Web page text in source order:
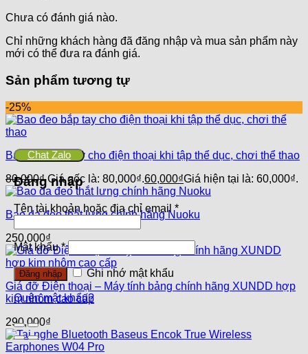
Chưa có đánh giá nào.
Chỉ những khách hàng đã đăng nhập và mua sản phẩm này
mới có thể đưa ra đánh giá.
Sản phẩm tương tự
-25%
Bao đeo bắp tay cho điện thoại khi tập thể dục, chơi thể thao
80,000₫ Giá gốc là: 80,000₫.60,000₫Giá hiện tại là: 60,000₫.
Bao da đeo thắt lưng chính hãng Nuoku
250,000₫
Giá đỡ Điện thoại – Máy tính bảng chính hãng XUNDD hợp
kim nhôm cao cấp
290,000₫
Chat Zalo
Đăng nhập
Tên tài khoản hoặc địa chỉ email*
Mật khẩu*
Đăng nhập Ghi nhớ mật khẩu
Quên mật khẩu?